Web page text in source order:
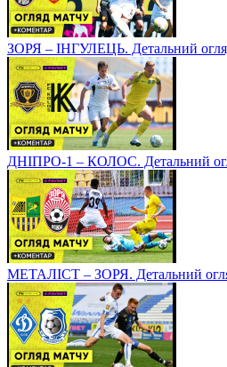
ЗОРЯ – ІНГУЛЕЦЬ. Детальний
ДНІПРО-1 – КОЛОС. Детальний
МЕТАЛІСТ – ЗОРЯ. Детальний